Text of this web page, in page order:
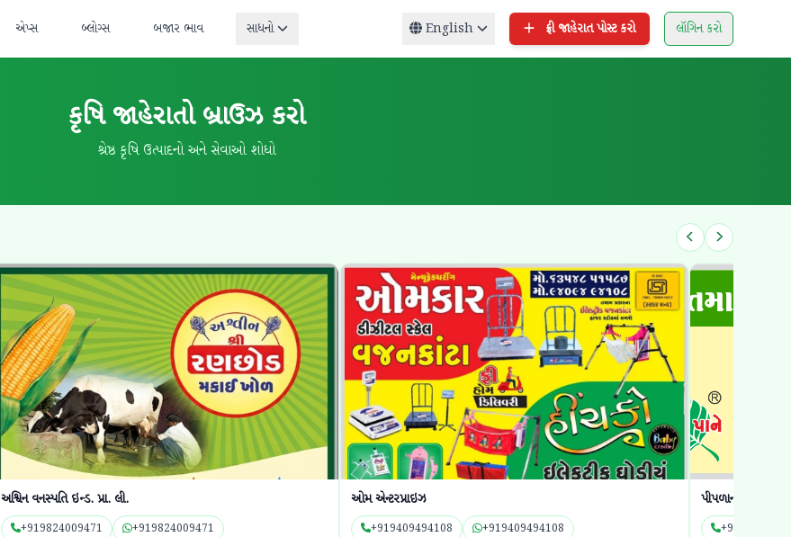
એપ્સ બ્લોગ્સ બજાર ભાવ સાધનો English ફ્રી જાહેરાત પોસ્ટ કરો લૉગિન કરો
કૃષિ જાહેરાતો બ્રાઉઝ કરો
શ્રેષ્ઠ કૃષિ ઉત્પાદનો અને સેવાઓ શોધો
અશ્વિન વનસ્પતિ ઇન્ડ. પ્રા. લી.
+919824009471 +919824009471
ઓમ એન્ટરપ્રાઇઝ
+919409494108 +919409494108
પીપળાના પાને